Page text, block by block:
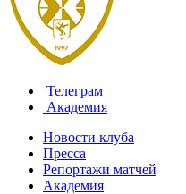
Телеграм
Академия
Новости клуба
Пресса
Репортажи матчей
Академия